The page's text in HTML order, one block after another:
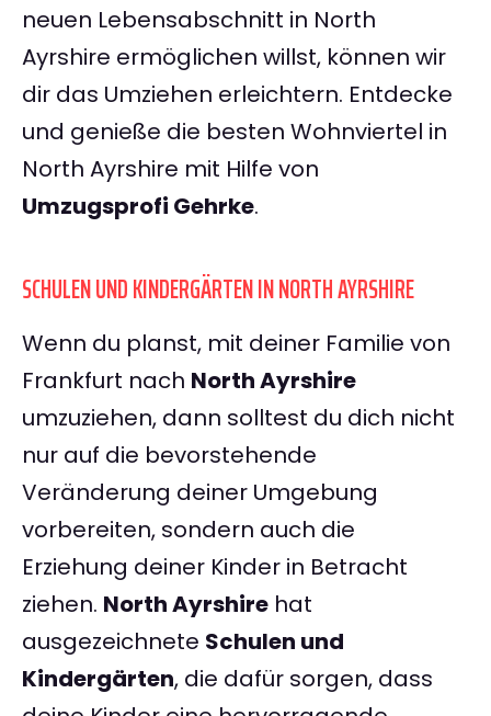
neuen Lebensabschnitt in North
Ayrshire ermöglichen willst, können wir
dir das Umziehen erleichtern. Entdecke
und genieße die besten Wohnviertel in
North Ayrshire mit Hilfe von
Umzugsprofi Gehrke.
SCHULEN UND KINDERGÄRTEN IN NORTH AYRSHIRE
Wenn du planst, mit deiner Familie von
Frankfurt nach North Ayrshire
umzuziehen, dann solltest du dich nicht
nur auf die bevorstehende
Veränderung deiner Umgebung
vorbereiten, sondern auch die
Erziehung deiner Kinder in Betracht
ziehen. North Ayrshire hat
ausgezeichnete Schulen und
Kindergärten, die dafür sorgen, dass